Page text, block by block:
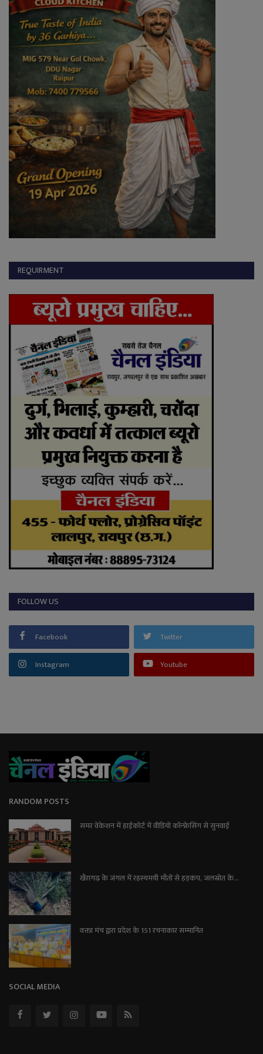
REQUIRMENT
FOLLOW US
Facebook Twitter
Instagram Youtube
RANDOM POSTS
समर वेकेशन में हाईकोर्ट में वीडियो कॉन्फ्रेसिंग से सुनवाई
खैरागढ़ के जंगल में रहस्यमयी मौतों से हड़कंप, जलस्रोत के...
वक्ता मंच द्वारा प्रदेश के 151 रचनाकार सम्मानित
SOCIAL MEDIA